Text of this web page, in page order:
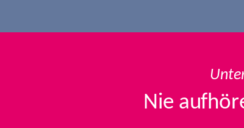
Nie